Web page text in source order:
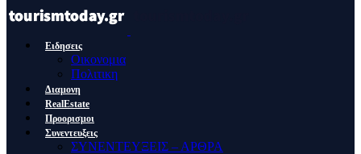
Ειδησεις
Οικονομια
Πολιτικη
Διαμονη
RealEstate
Προορισμοι
Συνεντευξεις
ΣΥΝΕΝΤΕΥΞΕΙΣ – ΑΡΘΡΑ